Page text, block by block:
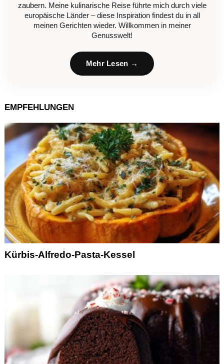
zaubern. Meine kulinarische Reise führte mich durch viele
europäische Länder – diese Inspiration findest du in all
meinen Gerichten wieder. Willkommen in meiner
Genusswelt!
Mehr Lesen →
EMPFEHLUNGEN
Kürbis-Alfredo-Pasta-Kessel